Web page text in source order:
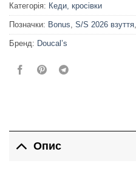
Категорія: Кеди, кросівки
Позначки: Bonus S/S 2026 взуття
Бренд: Doucal’s
Опис